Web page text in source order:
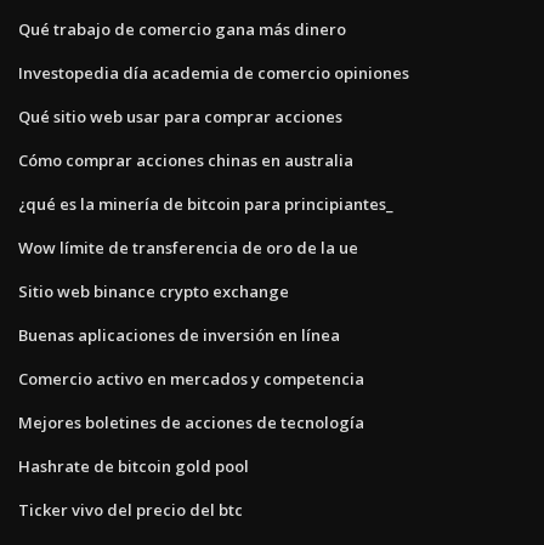
Qué trabajo de comercio gana más dinero
Investopedia día academia de comercio opiniones
Qué sitio web usar para comprar acciones
Cómo comprar acciones chinas en australia
¿qué es la minería de bitcoin para principiantes_
Wow límite de transferencia de oro de la ue
Sitio web binance crypto exchange
Buenas aplicaciones de inversión en línea
Comercio activo en mercados y competencia
Mejores boletines de acciones de tecnología
Hashrate de bitcoin gold pool
Ticker vivo del precio del btc